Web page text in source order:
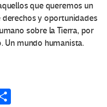
que queremos un
y oportunidades
sobre la Tierra, por
Un mundo humanista.